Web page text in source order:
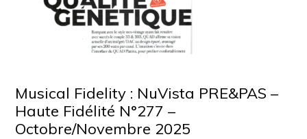
Musical Fidelity : NuVista PRE&PAS –
Haute Fidélité N°277 –
Octobre/Novembre 2025